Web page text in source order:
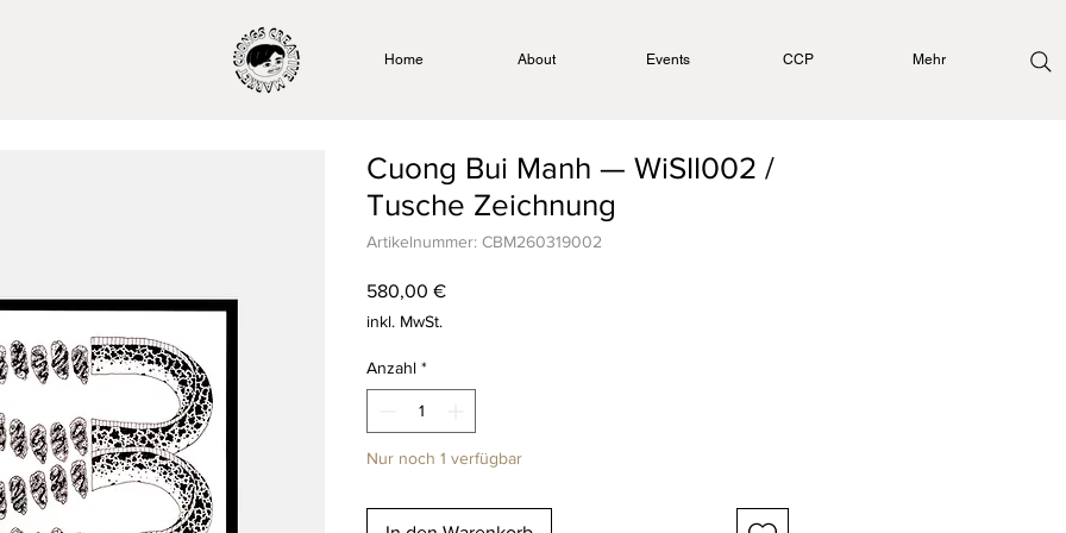
Home About Events CCP Mehr
Cuong Bui Manh — WiSII002 /
Tusche Zeichnung
Artikelnummer: CBM260319002
580,00 €Preis
inkl. MwSt.
Anzahl *
Nur noch 1 verfügbar